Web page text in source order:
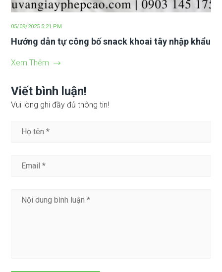
05/09/2025 5:21 PM
Hướng dẫn tự công bố snack khoai tây nhập khẩu
Xem Thêm
Viết bình luận!
Vui lòng ghi đầy đủ thông tin!